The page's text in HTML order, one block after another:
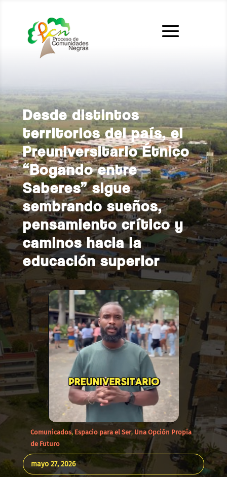
Desde distintos
territorios del país, el
Preuniversitario Étnico
“Bogando entre
Saberes” sigue
sembrando sueños,
pensamiento crítico y
caminos hacia la
educación superior
Comunicados, Espacio para el Ser, Una Opción Propia
de Futuro
mayo 27, 2026